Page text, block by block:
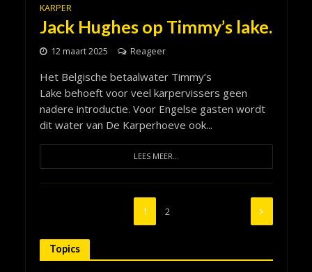
KARPER
Jack Hughes op Timmy’s lake.
12 maart 2025 Reageer
Het Belgische betaalwater Timmy’s
Lake behoeft voor veel karpervissers geen
nadere introductie. Voor Engelse gasten wordt
dit water van De Karperhoeve ook...
LEES MEER...
1 2
Topics